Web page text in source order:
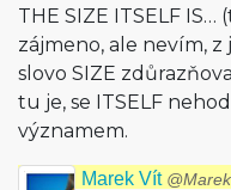
THE SIZE ITSELF
zájmeno, ale nevím,
slovo SIZE
tu je, se ITSELF
významem.
Marek Vít